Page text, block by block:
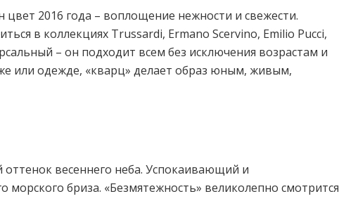
2016 года – воплощение нежности и свежести.
в коллекциях Trussardi, Ermano Scervino, Emilio Pucci,
– он подходит всем без исключения возрастам и
или одежде, «кварц» делает образ юным, живым,
весеннего неба. Успокаивающий и
бриза. «Безмятежность» великолепно смотрится